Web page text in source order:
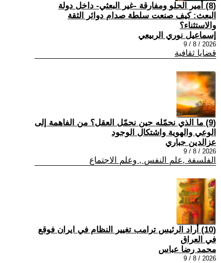
(8) أمير الحلو ومفارقة -غير البعثي- داخل دولة
البعث: كيف صنعت سلطة صدام دوائر الثقة
والاستثناء؟
إسماعيل نوري الربيعي
2026 / 8 / 9
قضايا ثقافية
(9) ما الذي نحمّله حين نحمّل العقل؟ من الفاهمة إلى
الوعي والهوية واشتكال الوجود
عزالدين جباري
2026 / 8 / 9
الفلسفة ,علم النفس , وعلم الاجتماع
(10) أراد الرئيس ترامب تغيير النظام في ايران فوقع
في العراق
محمد رضا عباس
2026 / 8 / 9